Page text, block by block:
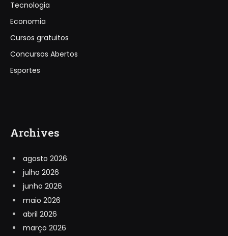
Tecnologia
Economia
Cursos gratuitos
Concursos Abertos
Esportes
Archives
agosto 2026
julho 2026
junho 2026
maio 2026
abril 2026
março 2026